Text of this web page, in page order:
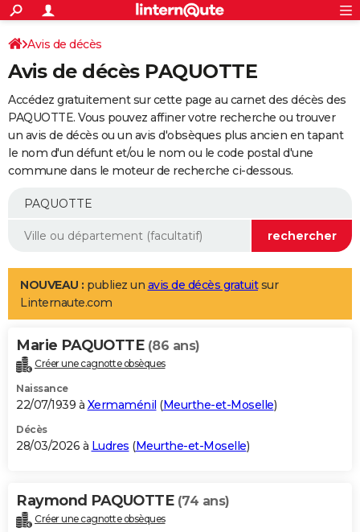
ACTUALITÉS
Politique
Société
Faits Divers
Education
Monde
Villes
+
SPORT
Coupe du monde 2026
Football
Tennis
Cyclisme
Rugby
Forum
Programme TV
TNT
Streaming
Cinéma
Sorties cinéma
Musique
+
FINANCE
Impôts
Immobilier
Risques naturels par ville
Banque
Assurance
Crédit
AUTO
Essais
Réserver un essai
Citadines
Berlines
SUV
Forum auto
+
Mobiles
Meilleur smartphone
Internet
Ordinateurs
Jeux vidéo
Guide high-tech
Aménagement intérieur
LIFESTYLE
Art de vivre
Bien-être
Loisirs
Mode
Modes de vie
Alimentation
Guide de la santé
Maladies
Médicaments
Sommeil
VOYAGE
Destinations
City break
Voyage nature
Voyage de noces
Forum
Climat
+PHOTO
GUIDES D'ACHAT
BONS PLANS
Carte de Noël
Carte Bonne année
Carte Saint-Valentin
Carte Pâques
Carte d'anniversaire
DICTIONNAIRE
Avis de décès
Avis de décès PAQUOTTE
Accédez gratuitement sur cette page au carnet des décès des
PAQUOTTE. Vous pouvez affiner votre recherche ou trouver
un avis de décès ou un avis d'obsèques plus ancien en tapant
le nom d'un défunt et/ou le nom ou le code postal d'une
commune dans le moteur de recherche ci-dessous.
NOUVEAU : publiez un avis de décès gratuitsur
Linternaute.com
Marie PAQUOTTE (86 ans)
Créer une cagnotte obsèques
Naissance
22/07/1939 à Xermaménil (Meurthe-et-Moselle)
Décès
28/03/2026 à Ludres (Meurthe-et-Moselle)
Raymond PAQUOTTE (74 ans)
Créer une cagnotte obsèques